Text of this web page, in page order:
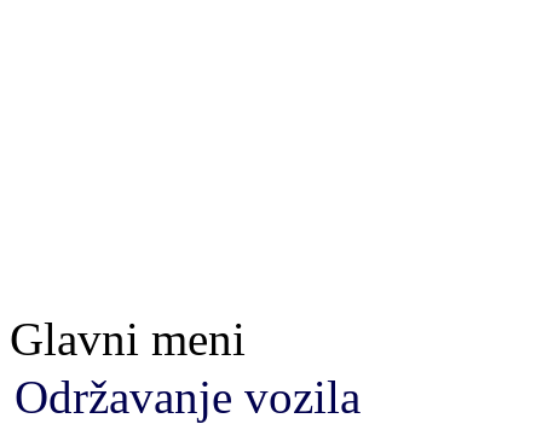
Glavni meni
Održavanje vozila